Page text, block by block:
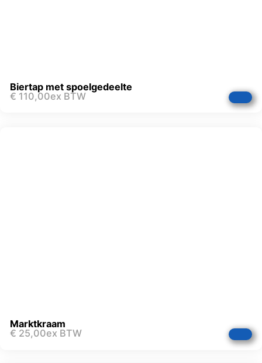
Biertap met spoelgedeelte
€ 110,00ex BTW
Marktkraam
€ 25,00ex BTW